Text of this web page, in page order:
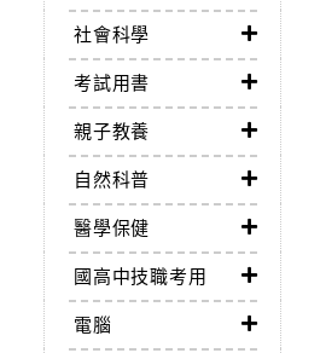
社會科學
考試用書
親子教養
自然科普
醫學保健
國高中技職考用
電腦